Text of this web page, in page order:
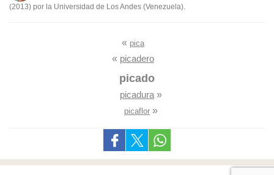
Ninguno de los sinónimos presentados me ayudó
(2013) por la Universidad de Los Andes (Venezuela).
« pica
« picadero
picado
picadura »
picaflor »